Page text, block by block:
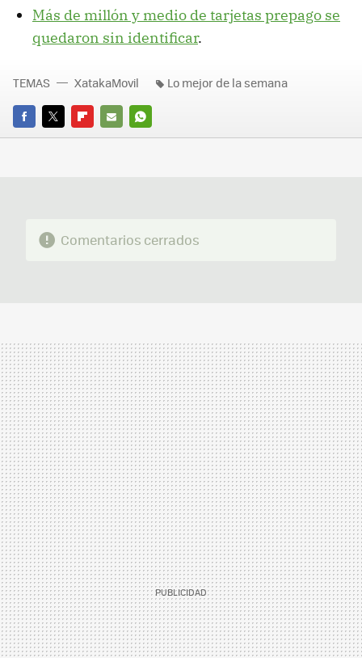
Más de millón y medio de tarjetas prepago se
quedaron sin identificar.
FACEBOOK
TWITTERFLIPBOARD
E-
WHATSAPP
TEMAS XatakaMovil Lo mejor de la semana
Comentarios cerrados